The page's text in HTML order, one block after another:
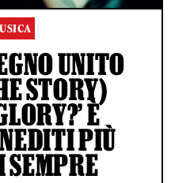
UNITO
STORY)
È
PIÙ
SEMPRE